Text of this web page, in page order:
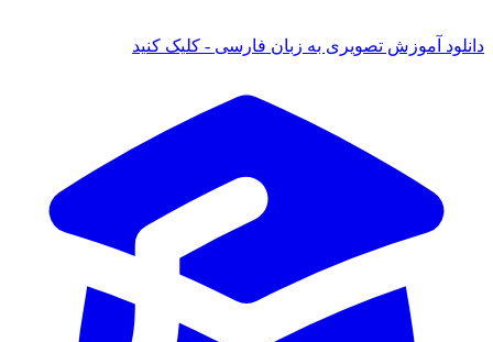
دانلود آموزش تصویری به زبان فارسی - کلیک کنید